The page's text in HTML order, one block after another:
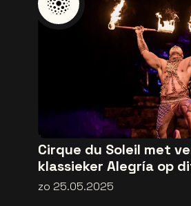
Cirque du Soleil met
klassieker Alegría op
België
zo 25.05.2025